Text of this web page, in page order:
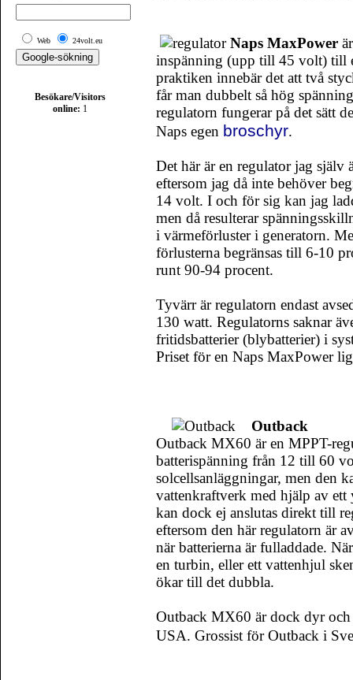
Web 24volt.eu
Besökare/Visitors
online: 1
Naps MaxPower
inspänning (upp till 45 volt) till
praktiken innebär det att två
får man dubbelt så hög
regulatorn fungerar på det sätt
Naps egen broschyr.
Det här är en regulator jag själv
eftersom jag då inte behöver
14 volt. I och för sig kan jag
men då resulterar
i värmeförluster i generatorn.
förlusterna begränsas till 6-10
runt 90-94 procent.
Tyvärr är regulatorn endast
130 watt. Regulatorns saknar
fritidsbatterier (blybatterier) i
Priset för en Naps MaxPower
Outback
Outback MX60 är en MPPT-
batterispänning från 12 till 60
solcellsanläggningar, men den
vattenkraftverk med hjälp av
kan dock ej anslutas direkt till
eftersom den här regulatorn är
när batterierna är fulladdade.
en turbin, eller ett vattenhjul
ökar till det dubbla.
Outback MX60 är dock dyr
USA. Grossist för Outback i